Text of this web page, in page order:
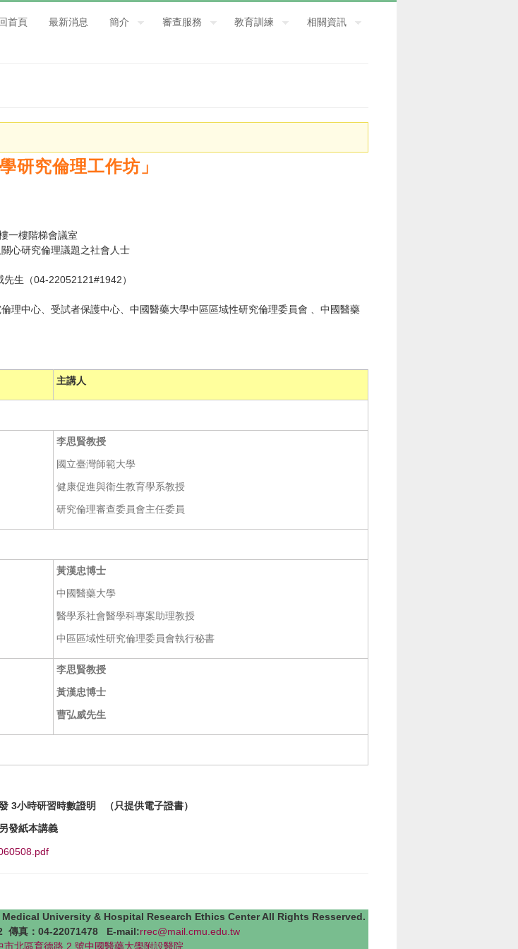
回首頁 最新消息 簡介 審查服務 教育訓練 相關資訊
研究倫理工作坊」
一樓階梯會議室
心研究倫理議題之社會人士
生（04-22052121#1942）
中心、受試者保護中心、中國醫藥大學中區區域性研究倫理委員會 、中國醫藥
主講人
李思賢教授
國立臺灣師範大學
健康促進與衛生教育學系教授
研究倫理審查委員會主任委員
黃漢忠博士
中國醫藥大學
醫學系社會醫學科專案助理教授
中區區域性研究倫理委員會執行秘書
李思賢教授
黃漢忠博士
曹弘威先生
3小時研習時數證明 （只提供電子證書）
發紙本講義
Medical University & Hospital Research Ethics Center All Rights Resserved.
傳真：04-22071478 E-mail:rrec@mail.cmu.edu.tw
市北區育德路 2 號中國醫藥大學附設醫院